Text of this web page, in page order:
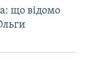
що відомо